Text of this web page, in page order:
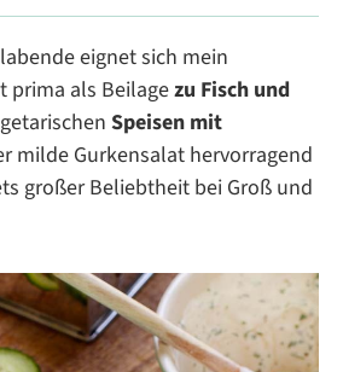
eignet sich mein
prima als Beilagezu Fisch und
Speisen mit
milde Gurkensalat hervorragend
großer Beliebtheit bei Groß und